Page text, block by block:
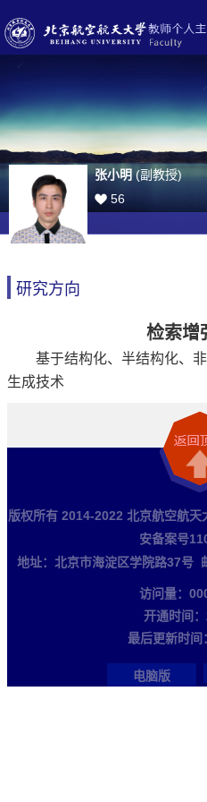
张小明(副教授)
56
研究方向
检索增
基于结构化、半结构化、
生成技术
版权所有 2014-2022 北京航空航
安备案号
地址：北京市海淀区学院路37号
访问量：
开通时间：
最后更新时间：
电脑版